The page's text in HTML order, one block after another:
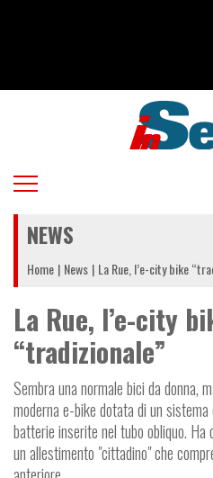
NEWS
Home News La Rue, l’e-city bike
La Rue, l’e-city
“tradizionale”
Sembra una normale bici da donna,
moderna e-bike dotata di un
batterie inserite nel tubo obliquo.
un allestimento "cittadino" che